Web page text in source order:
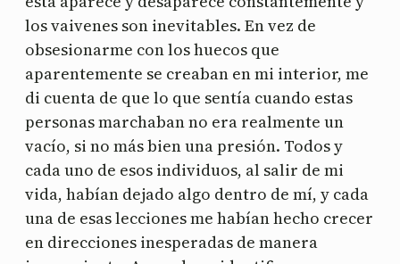
los vaivenes son inevitables. En vez de
obsesionarme con los huecos que
aparentemente se creaban en mi interior, me
di cuenta de que lo que sentía cuando estas
personas marchaban no era realmente un
vacío, si no más bien una presión. Todos y
cada uno de esos individuos, al salir de mi
vida, habían dejado algo dentro de mí, y cada
una de esas lecciones me habían hecho crecer
en direcciones inesperadas de manera